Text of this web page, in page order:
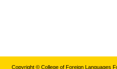
Copyright © College of Foreign Languages